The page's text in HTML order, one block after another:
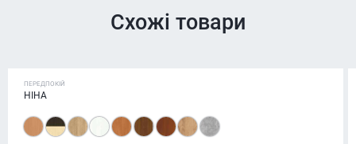
Схожі товари
ПЕРЕДПОКІЙ
НІНА